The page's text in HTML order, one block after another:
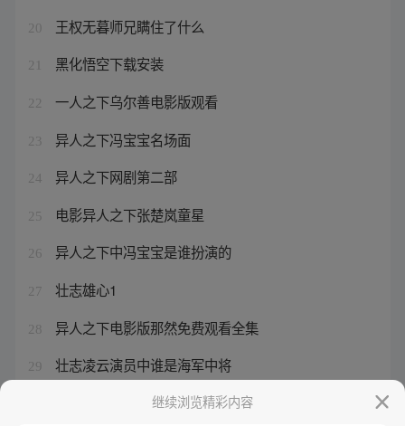
20 王权无暮师兄瞒住了什么
21 黑化悟空下载安装
22 一人之下乌尔善电影版观看
23 异人之下冯宝宝名场面
24 异人之下网剧第二部
25 电影异人之下张楚岚童星
26 异人之下中冯宝宝是谁扮演的
27 壮志雄心1
28 异人之下电影版那然免费观看全集
29 壮志凌云演员中谁是海军中将
狐妖小红娘清瞳性格继续浏览精彩内容